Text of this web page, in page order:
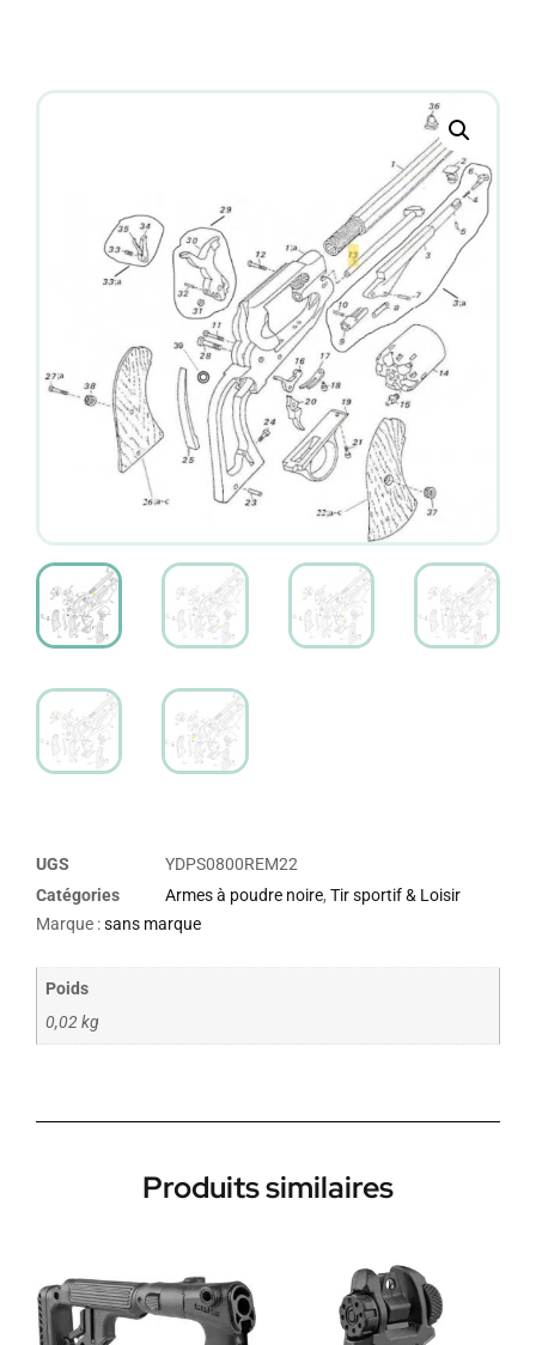
UGS
YDPS0800REM22
Catégories
Armes à poudre noire, Tir sportif & Loisir
Marque :sans marque
Poids
0,02 kg
Produits similaires